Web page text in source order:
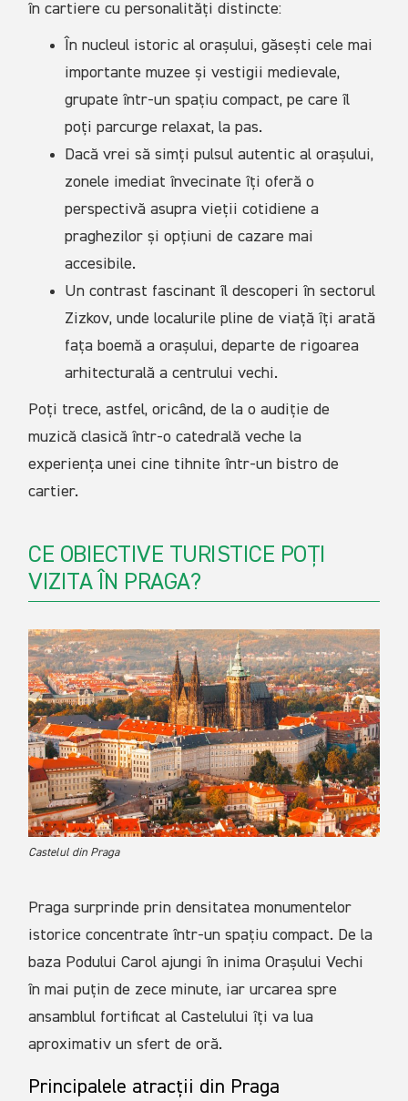
în cartiere cu personalități distincte:
În nucleul istoric al orașului, găsești cele mai
importante muzee și vestigii medievale,
grupate într-un spațiu compact, pe care îl
poți parcurge relaxat, la pas.
Dacă vrei să simți pulsul autentic al orașului,
zonele imediat învecinate îți oferă o
perspectivă asupra vieții cotidiene a
praghezilor și opțiuni de cazare mai
accesibile.
Un contrast fascinant îl descoperi în sectorul
Zizkov, unde localurile pline de viață îți arată
fața boemă a orașului, departe de rigoarea
arhitecturală a centrului vechi.
Poți trece, astfel, oricând, de la o audiție de
muzică clasică într-o catedrală veche la
experiența unei cine tihnite într-un bistro de
cartier.
CE OBIECTIVE TURISTICE POȚI
VIZITA ÎN PRAGA?
Castelul din Praga
Praga surprinde prin densitatea monumentelor
istorice concentrate într-un spațiu compact. De la
baza Podului Carol ajungi în inima Orașului Vechi
în mai puțin de zece minute, iar urcarea spre
ansamblul fortificat al Castelului îți va lua
aproximativ un sfert de oră.
Principalele atracții din Praga